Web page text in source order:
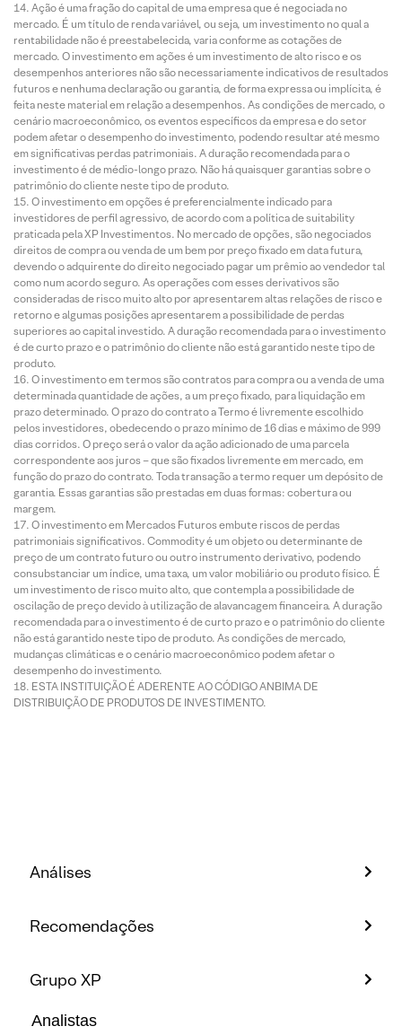
Ação é uma fração do capital de uma empresa que é negociada no
mercado. É um título de renda variável, ou seja, um investimento no qual a
rentabilidade não é preestabelecida, varia conforme as cotações de
mercado. O investimento em ações é um investimento de alto risco e os
desempenhos anteriores não são necessariamente indicativos de resultados
futuros e nenhuma declaração ou garantia, de forma expressa ou implícita, é
feita neste material em relação a desempenhos. As condições de mercado, o
cenário macroeconômico, os eventos específicos da empresa e do setor
podem afetar o desempenho do investimento, podendo resultar até mesmo
em significativas perdas patrimoniais. A duração recomendada para o
investimento é de médio-longo prazo. Não há quaisquer garantias sobre o
patrimônio do cliente neste tipo de produto.
O investimento em opções é preferencialmente indicado para
investidores de perfil agressivo, de acordo com a política de suitability
praticada pela XP Investimentos. No mercado de opções, são negociados
direitos de compra ou venda de um bem por preço fixado em data futura,
devendo o adquirente do direito negociado pagar um prêmio ao vendedor tal
como num acordo seguro. As operações com esses derivativos são
consideradas de risco muito alto por apresentarem altas relações de risco e
retorno e algumas posições apresentarem a possibilidade de perdas
superiores ao capital investido. A duração recomendada para o investimento
é de curto prazo e o patrimônio do cliente não está garantido neste tipo de
produto.
O investimento em termos são contratos para compra ou a venda de uma
determinada quantidade de ações, a um preço fixado, para liquidação em
prazo determinado. O prazo do contrato a Termo é livremente escolhido
pelos investidores, obedecendo o prazo mínimo de 16 dias e máximo de 999
dias corridos. O preço será o valor da ação adicionado de uma parcela
correspondente aos juros – que são fixados livremente em mercado, em
função do prazo do contrato. Toda transação a termo requer um depósito de
garantia. Essas garantias são prestadas em duas formas: cobertura ou
margem.
O investimento em Mercados Futuros embute riscos de perdas
patrimoniais significativos. Commodity é um objeto ou determinante de
preço de um contrato futuro ou outro instrumento derivativo, podendo
consubstanciar um índice, uma taxa, um valor mobiliário ou produto físico. É
um investimento de risco muito alto, que contempla a possibilidade de
oscilação de preço devido à utilização de alavancagem financeira. A duração
recomendada para o investimento é de curto prazo e o patrimônio do cliente
não está garantido neste tipo de produto. As condições de mercado,
mudanças climáticas e o cenário macroeconômico podem afetar o
desempenho do investimento.
ESTA INSTITUIÇÃO É ADERENTE AO CÓDIGO ANBIMA DE
DISTRIBUIÇÃO DE PRODUTOS DE INVESTIMENTO.
Análises
Recomendações
Grupo XP
Analistas